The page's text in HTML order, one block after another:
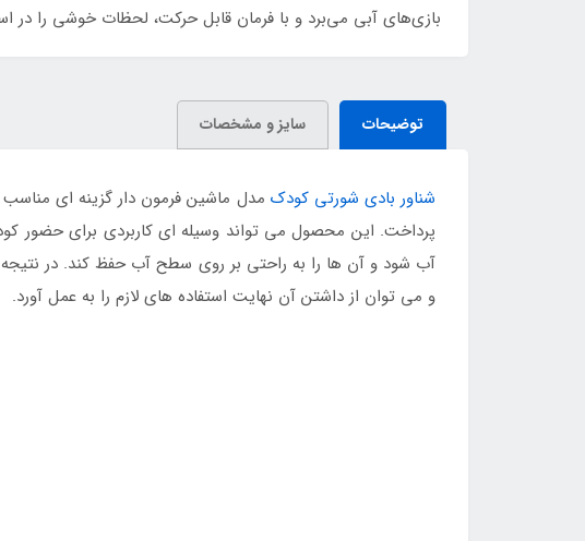
بازی‌های آبی می‌برد و با فرمان قابل حرکت، لحظات خوشی را در
توضیحات سایز و مشخصات
شناور بادی شورتی کودک مدل ماشین فرمون دار گزینه ای
پرداخت. این محصول می تواند وسیله ای کاربردی برای حضور
آب شود و آن ها را به راحتی بر روی سطح آب حفظ کند. در
و می توان از داشتن آن نهایت استفاده های لازم را به عمل آورد.